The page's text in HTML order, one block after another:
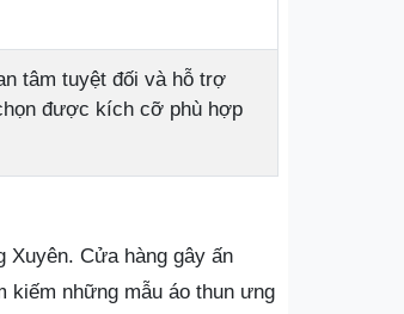
tâm tuyệt đối và hỗ trợ
được kích cỡ phù hợp
Xuyên. Cửa hàng gây ấn
kiếm những mẫu áo thun ưng